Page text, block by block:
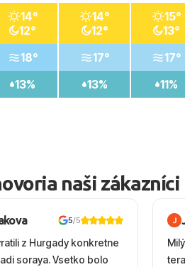
14°
12°
18°
13%
14°
12°
17°
13%
15°
13°
17°
11%
naši zákazníci
5/5
z Hurgady konkretne
soraya. Vsetko bolo